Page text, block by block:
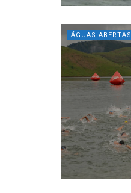
ÁGUAS ABERTAS